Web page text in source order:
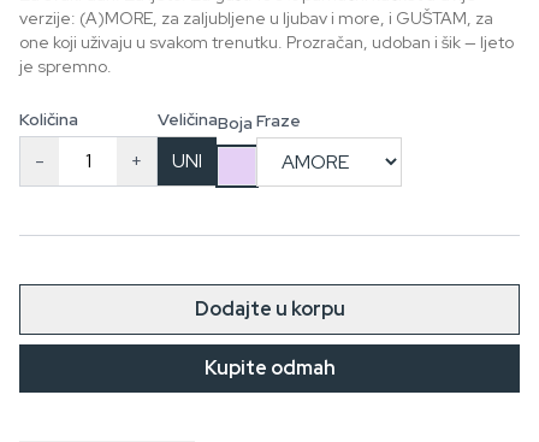
verzije: (A)MORE, za zaljubljene u ljubav i more, i GUŠTAM, za
one koji uživaju u svakom trenutku. Prozračan, udoban i šik — ljeto
je spremno.
Količina
- +
Veličina
UNI
Boja Fraze
Dodajte u korpu
Kupite odmah